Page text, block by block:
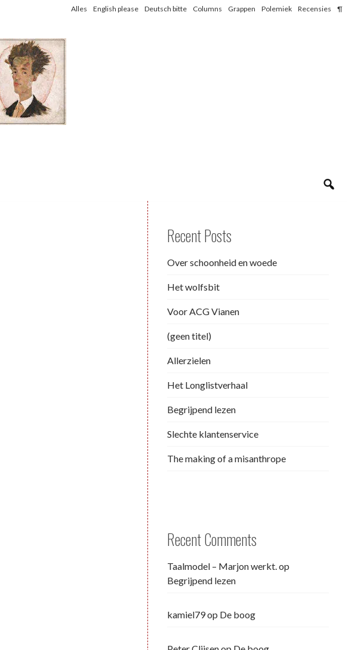
Alles English please Deutsch bitte Columns Grappen Polemiek Recensies ¶
Recent Posts
Over schoonheid en woede
Het wolfsbit
Voor ACG Vianen
(geen titel)
Allerzielen
Het Longlistverhaal
Begrijpend lezen
Slechte klantenservice
The making of a misanthrope
Recent Comments
Taalmodel – Marjon werkt.op
Begrijpend lezen
kamiel79op De boog